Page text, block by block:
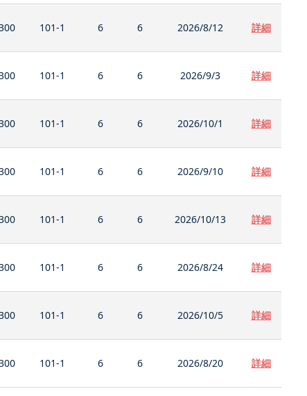
101-1 6 6 2026/8/12 詳細
101-1 6 6 2026/9/3 詳細
101-1 6 6 2026/10/1 詳細
101-1 6 6 2026/9/10 詳細
101-1 6 6 2026/10/13 詳細
101-1 6 6 2026/8/24 詳細
101-1 6 6 2026/10/5 詳細
101-1 6 6 2026/8/20 詳細